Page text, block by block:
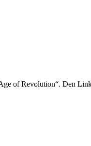
of Revolution“. Den